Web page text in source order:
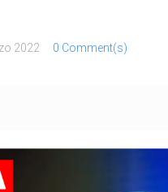
2022 0 Comment(s)